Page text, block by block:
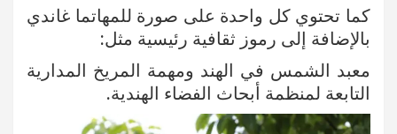
كما تحتوي كل واحدة على صورة للمهاتما غاندي
بالإضافة إلى رموز ثقافية رئيسية مثل:
معبد الشمس في الهند ومهمة المريخ المدارية
التابعة لمنظمة أبحاث الفضاء الهندية.